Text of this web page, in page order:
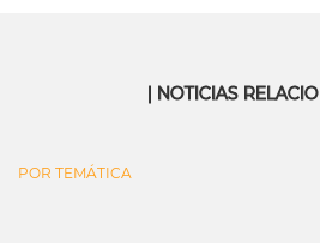
| NOTICIAS
POR TEMÁTICA